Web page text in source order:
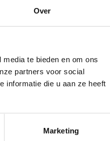
Over
te bieden en om ons
partners voor social
informatie die u aan ze heeft
Marketing